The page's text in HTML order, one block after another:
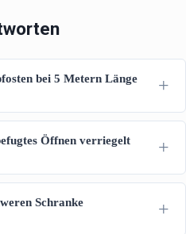
bei 5 Metern Länge
Öffnen verriegelt
Schranke